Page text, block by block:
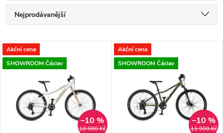
Ř
a
z
n
Nejprodávanější
Nejdražší
V
ý
p
Akční cena
SHOWROOM Čáslav
10 990 Kč
–10 %
Akční cena
SHOWROOM Čáslav
11 990 Kč
–10 %